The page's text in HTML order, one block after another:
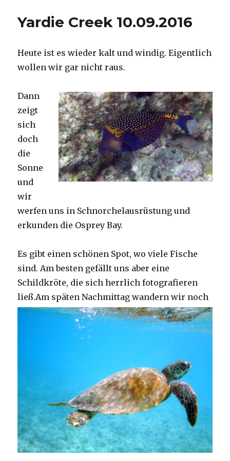
Yardie Creek 10.09.2016
Heute ist es wieder kalt und windig. Eigentlich
wollen wir gar nicht raus.
Dann
zeigt
sich
doch
die
Sonne
und
wir
werfen uns in Schnorchelausrüstung und
erkunden die Osprey Bay.
Es gibt einen schönen Spot, wo viele Fische
sind. Am besten gefällt uns aber eine
Schildkröte, die sich herrlich fotografieren
ließ.Am späten Nachmittag wandern wir noch